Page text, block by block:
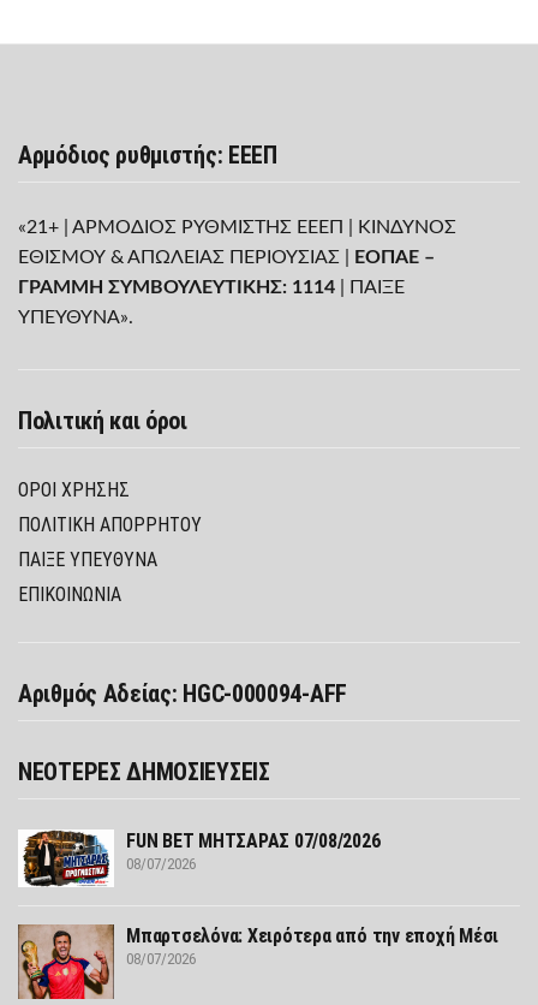
Αρμόδιος ρυθμιστής: ΕΕΕΠ
«21+ | ΑΡΜΟΔΙΟΣ ΡΥΘΜΙΣΤΗΣ ΕΕΕΠ | ΚΙΝΔΥΝΟΣ
ΕΘΙΣΜΟΥ & ΑΠΩΛΕΙΑΣ ΠΕΡΙΟΥΣΙΑΣ |
ΕΟΠΑΕ –
ΓΡΑΜΜΗ ΣΥΜΒΟΥΛΕΥΤΙΚΗΣ: 1114 | ΠΑΙΞΕ
ΥΠΕΥΘΥΝΑ».
Πολιτική και όροι
ΌΡΟΙ ΧΡΉΣΗΣ
ΠΟΛΙΤΙΚΉ ΑΠΟΡΡΉΤΟΥ
ΠΑΊΞΕ ΥΠΕΎΘΥΝΑ
ΕΠΙΚΟΙΝΩΝΙΑ
Αριθμός Αδείας: HGC-000094-AFF
ΝΕΟΤΕΡΕΣ ΔΗΜΟΣΙΕΥΣΕΙΣ
FUN ΒΕΤ ΜΗΤΣΑΡΑΣ 07/08/2026
08/07/2026
Μπαρτσελόνα: Χειρότερα από την εποχή Μέσι
08/07/2026